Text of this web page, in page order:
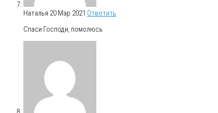
Наталья 20 Мар 2021 Ответить
Спаси Господи, помолюсь